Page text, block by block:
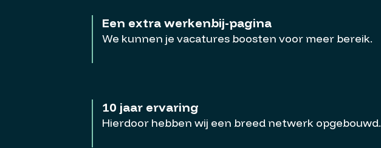
Een extra werkenbij-pagina
We kunnen je vacatures boosten voor meer bereik.
10 jaar ervaring
Hierdoor hebben wij een breed netwerk opgebouwd.